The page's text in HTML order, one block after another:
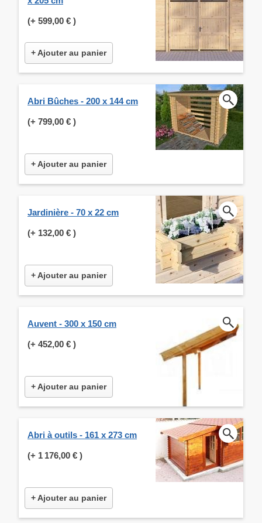
(+ 599,00 € )
+ Ajouter au panier
Abri Bûches - 200 x 144 cm
(+ 799,00 € )
+ Ajouter au panier
Jardinière - 70 x 22 cm
(+ 132,00 € )
+ Ajouter au panier
Auvent - 300 x 150 cm
(+ 452,00 € )
+ Ajouter au panier
Abri à outils - 161 x 273 cm
(+ 1 176,00 € )
+ Ajouter au panier